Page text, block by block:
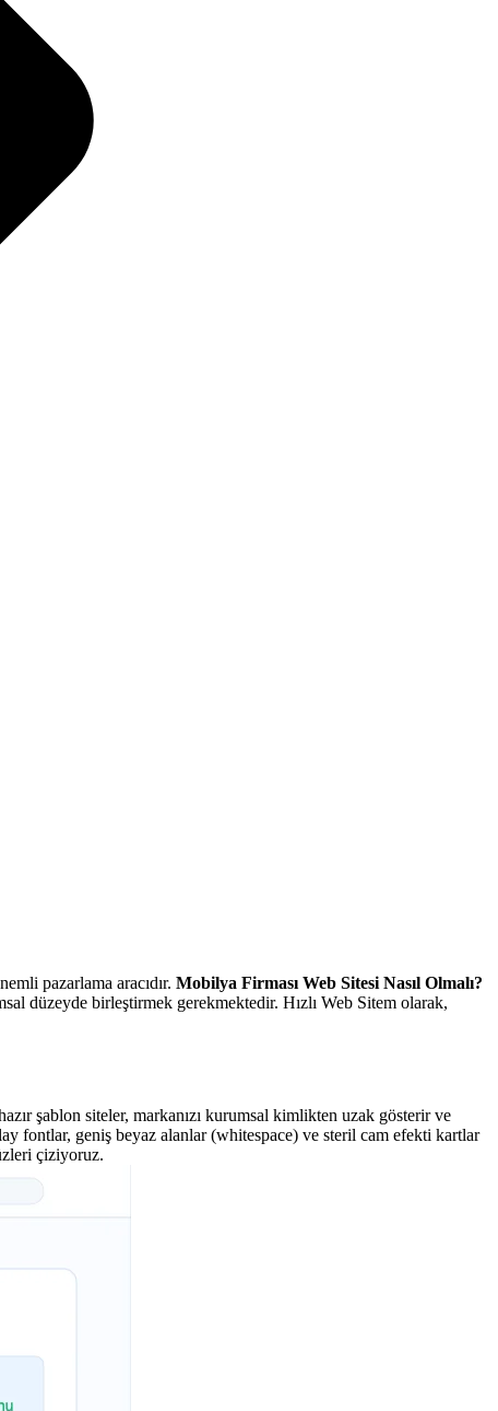
pazarlama aracıdır. Mobilya Firması Web Sitesi Nasıl Olmalı?
düzeyde birleştirmek gerekmektedir. Hızlı Web Sitem olarak,
şablon siteler, markanızı kurumsal kimlikten uzak gösterir ve
fontlar, geniş beyaz alanlar (whitespace) ve steril cam efekti kartlar
çiziyoruz.